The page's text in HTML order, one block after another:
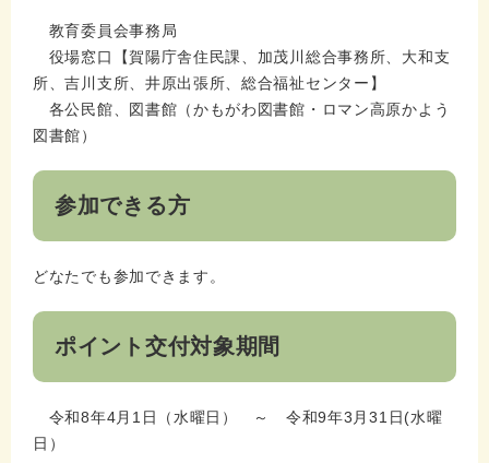
教育委員会事務局
役場窓口【賀陽庁舎住民課、加茂川総合事務所、大和支
所、吉川支所、井原出張所、総合福祉センター】
各公民館、図書館（かもがわ図書館・ロマン高原かよう
図書館）
参加できる方
どなたでも参加できます。
ポイント交付対象期間
令和8年4月1日（水曜日） ～ 令和9年3月31日(水曜
日）